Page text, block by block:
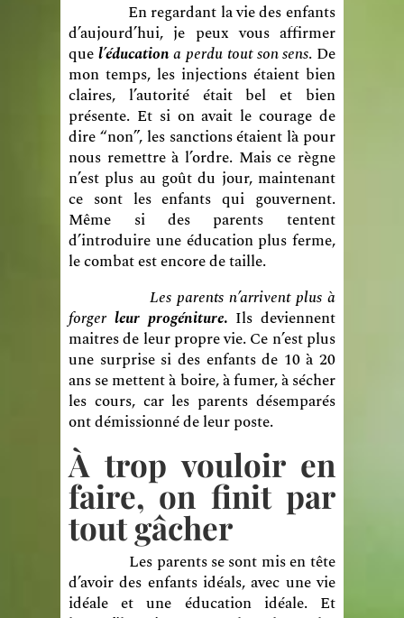
En regardant la vie des enfants
d’aujourd’hui, je peux vous affirmer
quel’éducationa perdu tout son sens. De
mon temps, les injections étaient bien
claires, l’autorité était bel et bien
présente. Et si on avait le courage de
dire “non”, les sanctions étaient là pour
nous remettre à l’ordre. Mais ce règne
n’est plus au goût du jour, maintenant
ce sont les enfants qui gouvernent.
Même si des parents tentent
d’introduire une éducation plus ferme,
le combat est encore de taille.
Les parents n’arrivent plus à
forger leur progéniture. Ils deviennent
maitres de leur propre vie. Ce n’est plus
une surprise si des enfants de 10 à 20
ans se mettent à boire, à fumer, à sécher
les cours, car les parents désemparés
ont démissionné de leur poste.
À trop vouloir en
faire, on finit par
tout gâcher
Les parents se sont mis en tête
d’avoir des enfants idéals, avec une vie
idéale et une éducation idéale. Et